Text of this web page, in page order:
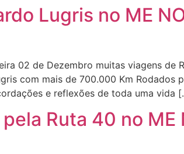
Lugris no ME
02 de Dezembro muitas viagens de
com mais de 700.000 Km
e reflexões de toda uma vida
Ruta 40 no ME